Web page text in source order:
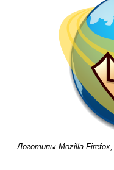
Логотипы Mozilla Firefox,